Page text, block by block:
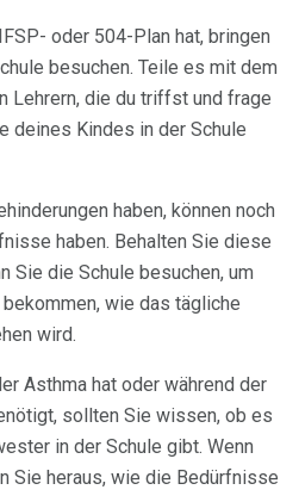
oder 504-Plan hat, bringen
besuchen. Teile es mit dem
Lehrern, die du triffst und frage
deines Kindes in der Schule
haben, können noch
haben. Behalten Sie diese
Sie die Schule besuchen, um
wie das tägliche
wird.
Asthma hat oder während der
sollten Sie wissen, ob es
in der Schule gibt. Wenn
Sie heraus, wie die Bedürfnisse